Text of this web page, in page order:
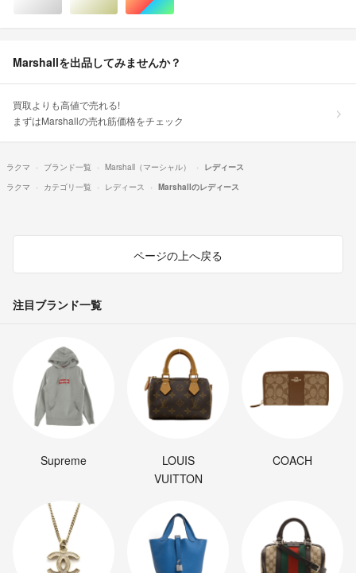
シルバー/銀色系ゴールド/金色系マルチカラー
Marshallを出品してみませんか？
買取よりも高値で売れる!
まずはMarshallの売れ筋価格をチェック
ラクマ ブランド一覧 Marshall（マーシャル）
レディース
ラクマ
カテゴリ一覧 レディース Marshallのレディース
ページの上へ戻る
注目ブランド一覧
Supreme
LOUIS
VUITTON
COACH